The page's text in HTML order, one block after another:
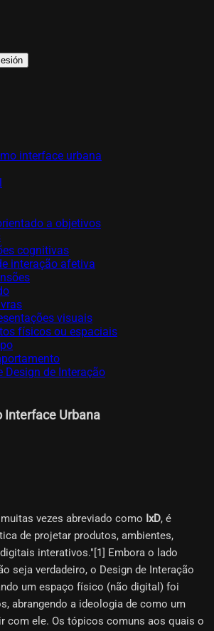
interface urbana
a objetivos
cognitivas
interação afetiva
visuais
físicos ou espaciais
Design de Interação
Interface Urbana
muitas vezes abreviado como IxD, é
de projetar produtos, ambientes,
interativos."[1]​ Embora o lado
seja verdadeiro, o Design de Interação
um espaço físico (não digital) foi
abrangendo a ideologia de como um
com ele. Os tópicos comuns aos quais o